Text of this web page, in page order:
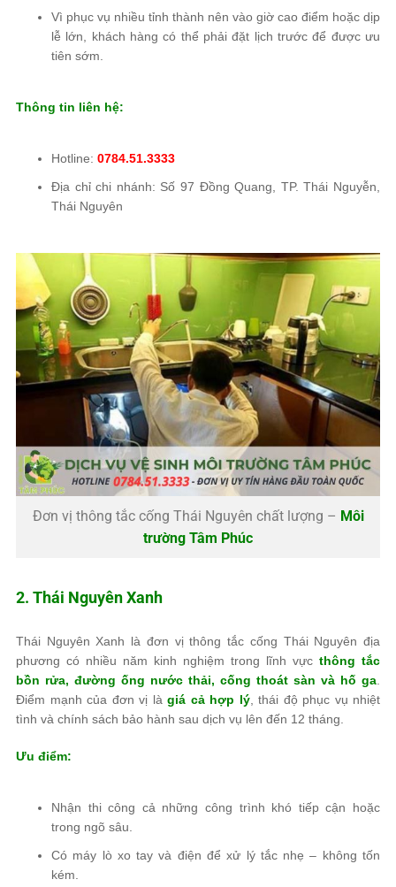
Vì phục vụ nhiều tỉnh thành nên vào giờ cao điểm hoặc dịp
lễ lớn, khách hàng có thể phải đặt lịch trước để được ưu
tiên sớm.
Thông tin liên hệ:
Hotline: 0784.51.3333
Địa chỉ chi nhánh: Số 97 Đồng Quang, TP. Thái Nguyễn,
Thái Nguyên
Đơn vị thông tắc cống Thái Nguyên chất lượng – Môi
trường Tâm Phúc
2. Thái Nguyên Xanh
Thái Nguyên Xanh là đơn vị thông tắc cống Thái Nguyên địa
phương có nhiều năm kinh nghiệm trong lĩnh vực thông tắc
bồn rửa, đường ống nước thải, cống thoát sàn và hố ga
Điểm mạnh của đơn vị là giá cả hợp lý, thái độ phục vụ nhiệt
tình và chính sách bảo hành sau dịch vụ lên đến 12 tháng.
Ưu điểm:
Nhận thi công cả những công trình khó tiếp cận hoặc
trong ngõ sâu.
Có máy lò xo tay và điện để xử lý tắc nhẹ – không tốn
kém.